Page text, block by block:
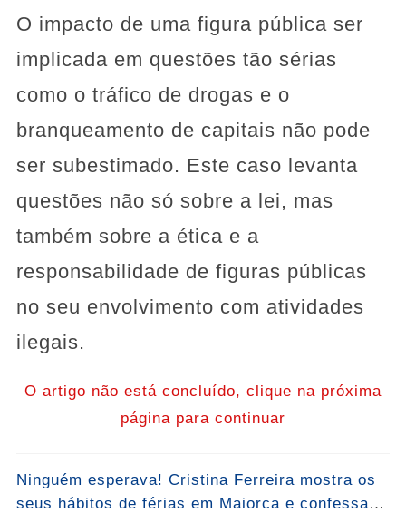
O impacto de uma figura pública ser
implicada em questões tão sérias
como o tráfico de drogas e o
branqueamento de capitais não pode
ser subestimado. Este caso levanta
questões não só sobre a lei, mas
também sobre a ética e a
responsabilidade de figuras públicas
no seu envolvimento com atividades
ilegais.
O artigo não está concluído, clique na próxima
página para continuar
Ninguém esperava! Cristina Ferreira mostra os
seus hábitos de férias em Maiorca e confessa: